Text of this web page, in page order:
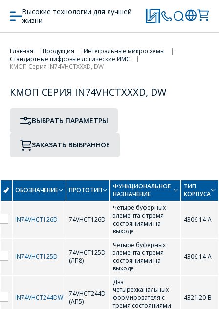
Высокие технологии для лучшей
жизни
Главная Продукция
Интегральные микросхемы
Стандартные цифровые логические ИМС
КМОП Серия IN74VHCTXXXD, DW
КМОП СЕРИЯ IN74VHCTXXXD, DW
ВЫБРАТЬ ПАРАМЕТРЫ
0-9
74VHCT00D (ЛА3)
74VHCT08D (ЛИ1)
74VHCT244D (АП5)
74VHCT373D (ИР22)
74VHCT374D (ИР23) 74VHCT74D (ТМ2)
ЗАКАЗАТЬ ВЫБРАННОЕ
ПЕРЕЙТИ В КОРЗИНУ
ОБОЗНАЧЕНИЕ ПРОТОТИП
ФУНКЦИОНАЛЬНОЕ
НАЗНАЧЕНИЕ
ТИП
КОРПУСА
IN74VHCT126D 74VHCT126D
Четыре буферных
элемента с тремя
состояниями на
выходе
4306.14-А
IN74VHCT125D
74VHCT125D
(ЛП8)
Четыре буферных
элемента с тремя
состояниями на
выходе
4306.14-А
IN74VHCT244DW
74VHCT244D
(АП5)
Два
четырехканальных
формирователя с
тремя состояниями
4321.20-В